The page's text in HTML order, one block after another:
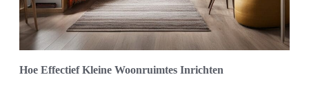
Hoe Effectief Kleine Woonruimtes Inrichten